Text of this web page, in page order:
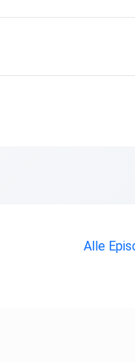
Alle